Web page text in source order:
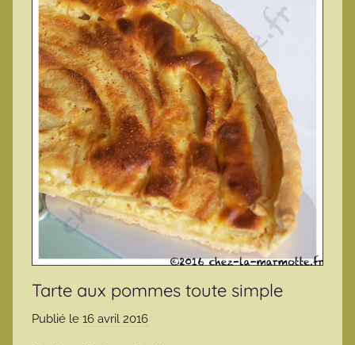
Tarte aux pommes toute simple
Publié le 16 avril 2016